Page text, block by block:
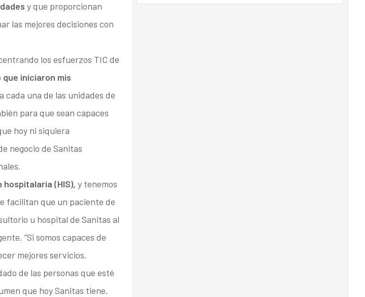
y que proporcionan
las mejores decisiones con
los esfuerzos TIC de
iniciaron mis
una de las unidades de
para que sean capaces
hoy ni siquiera
negocio de Sanitas
(HIS), y tenemos
facilitan que un paciente de
u hospital de Sanitas al
“Si somos capaces de
mejores servicios.
de las personas que esté
que hoy Sanitas tiene.